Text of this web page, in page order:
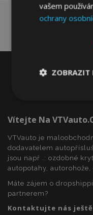
Vítejte Na
VTVauto je
dodavatelem
jsou např .: ozdobné
autopotahy,
Máte zájem o
partnerem?
Kontaktujte nás ještě
vašem
ochrany
ZOBRAZIT